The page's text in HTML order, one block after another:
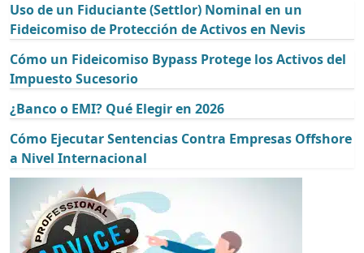
Uso de un Fiduciante (Settlor) Nominal en un
Fideicomiso de Protección de Activos en Nevis
Cómo un Fideicomiso Bypass Protege los Activos del
Impuesto Sucesorio
¿Banco o EMI? Qué Elegir en 2026
Cómo Ejecutar Sentencias Contra Empresas Offshore
a Nivel Internacional